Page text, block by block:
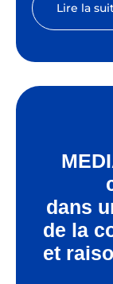
Lire la
dans
de la
et